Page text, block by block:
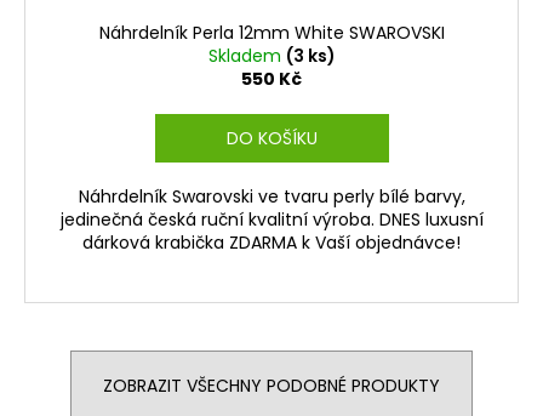
Náhrdelník Perla 12mm White SWAROVSKI
Skladem (3 ks)
550 Kč
DO KOŠÍKU
Náhrdelník Swarovski ve tvaru perly bílé barvy,
jedinečná česká ruční kvalitní výroba. DNES luxusní
dárková krabička ZDARMA k Vaší objednávce!
ZOBRAZIT VŠECHNY PODOBNÉ PRODUKTY